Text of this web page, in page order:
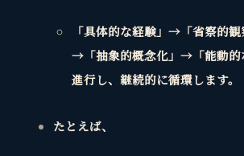
「具体的な経験」→「省察的観
→「抽象的概念化」→「能動的
進行し、継続的に循環します。
たとえば、